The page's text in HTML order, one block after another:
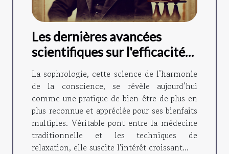
Les dernières avancées
scientifiques sur l'efficacité
de la sophrologie
La sophrologie, cette science de l’harmonie
de la conscience, se révèle aujourd’hui
comme une pratique de bien-être de plus en
plus reconnue et appréciée pour ses bienfaits
multiples. Véritable pont entre la médecine
traditionnelle et les techniques de
relaxation, elle suscite l'intérêt croissant...